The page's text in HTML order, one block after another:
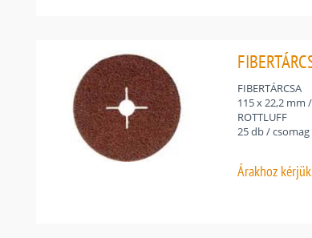
FIBERTÁRCSA
115 x 22,2 mm
ROTTLUFF
25 db / csomag
Árakhoz